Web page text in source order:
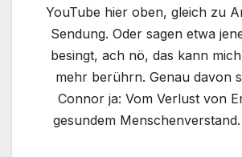
YouTube hier oben, gleich zu
Sendung. Oder sagen etwa
besingt, ach nö, das kann
mehr berührn. Genau davon
Connor ja: Vom Verlust von
gesundem Menschenverstand.